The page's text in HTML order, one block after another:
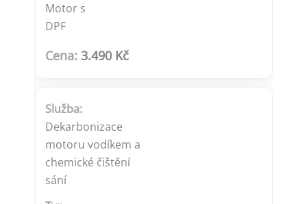
Motor s
DPF
3.490 Kč
Dekarbonizace
motoru vodíkem a
chemické čištění
sání